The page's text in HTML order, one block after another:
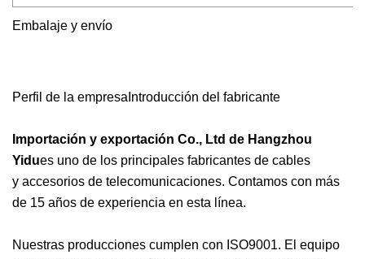
Embalaje y envío
Perfil de la empresaIntroducción del fabricante
Importación y exportación Co., Ltd de Hangzhou
Yidues uno de los principales fabricantes de cables
y accesorios de telecomunicaciones. Contamos con más
de 15 años de experiencia en esta línea.
Nuestras producciones cumplen con ISO9001. El equipo